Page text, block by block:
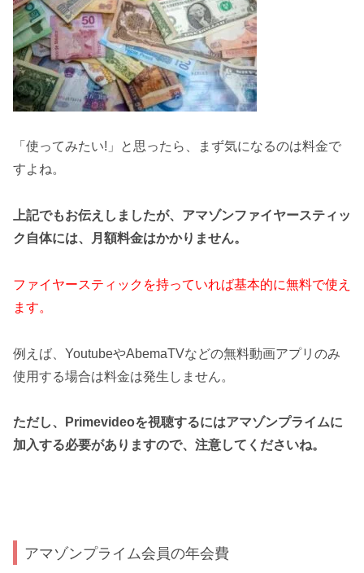
「使ってみたい!」と思ったら、まず気になるのは料金で
すよね。
上記でもお伝えしましたが、アマゾンファイヤースティッ
ク自体には、月額料金はかかりません。
ファイヤースティックを持っていれば基本的に無料で使え
ます。
例えば、YoutubeやAbemaTVなどの無料動画アプリのみ
使用する場合は料金は発生しません。
ただし、Primevideoを視聴するにはアマゾンプライムに
加入する必要がありますので、注意してくださいね。
アマゾンプライム会員の年会費